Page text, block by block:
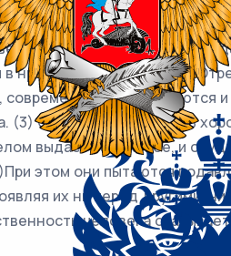
испытывает жесточайшее
нравственном плане.
отказываются
(3) Они должны признать
выдает за таковое, и
этом они пытаются
их ни перед другими,
человека